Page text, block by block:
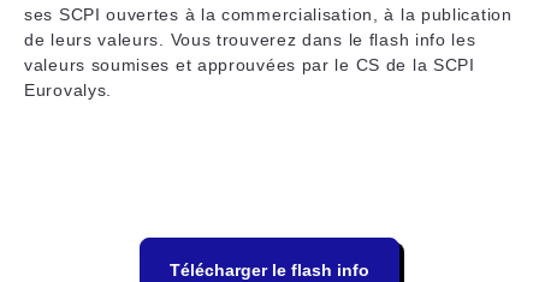
ses SCPI ouvertes à la commercialisation, à la publication
de leurs valeurs. Vous trouverez dans le flash info les
valeurs soumises et approuvées par le CS de la SCPI
Eurovalys.
Télécharger le flash info